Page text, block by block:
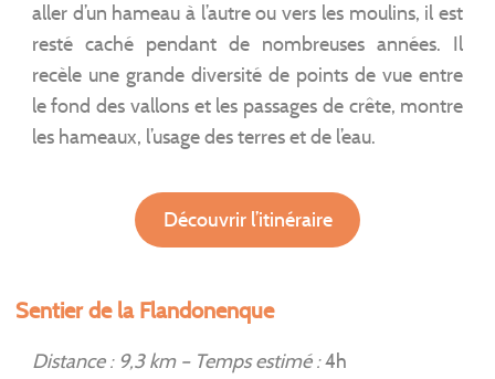
aller d’un hameau à l’autre ou vers les moulins, il est
resté caché pendant de nombreuses années. Il
recèle une grande diversité de points de vue entre
le fond des vallons et les passages de crête, montre
les hameaux, l’usage des terres et de l’eau.
Découvrir l’itinéraire
Sentier de la Flandonenque
Distance : 9,3 km – Temps estimé :4h